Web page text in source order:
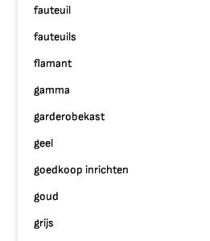
fauteuil
fauteuils
flamant
gamma
garderobekast
geel
goedkoop inrichten
goud
grijs